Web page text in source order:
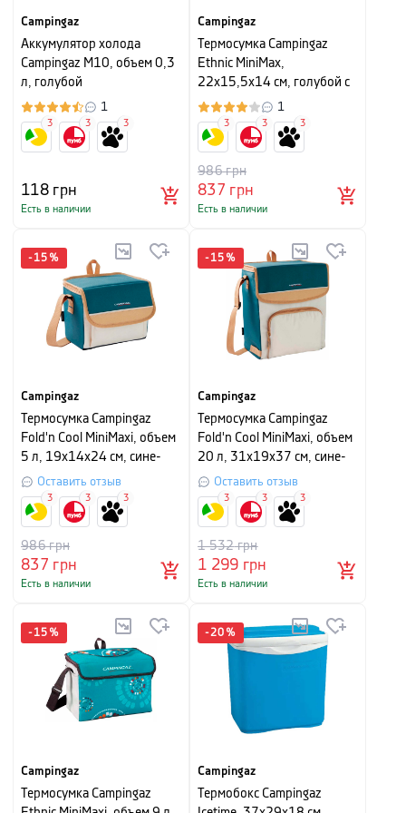
Campingaz
Аккумулятор холода
Campingaz M10, объем 0,3
л, голубой
1
118грн
Есть в наличии
3 3 3
Campingaz
Термосумка Campingaz
Ethnic MiniMax,
22х15,5х14 см, голубой с
рисунком
1
837 грн
986грн
Есть в наличии
3 3 3
-15 %
Campingaz
Термосумка Campingaz
Fold'n Cool MiniMaxi, объем
5 л, 19х14х24 см, сине-
бежевый
Оставить отзыв
837 грн
986грн
Есть в наличии
3 3 3
-15 %
Campingaz
Термосумка Campingaz
Fold'n Cool MiniMaxi, объем
20 л, 31х19х37 см, сине-
бежевый
Оставить отзыв
1 299 грн
1 532грн
Есть в наличии
3 3 3
-15 %
Campingaz
Термосумка Campingaz
-20 %
Campingaz
Термобокс Campingaz